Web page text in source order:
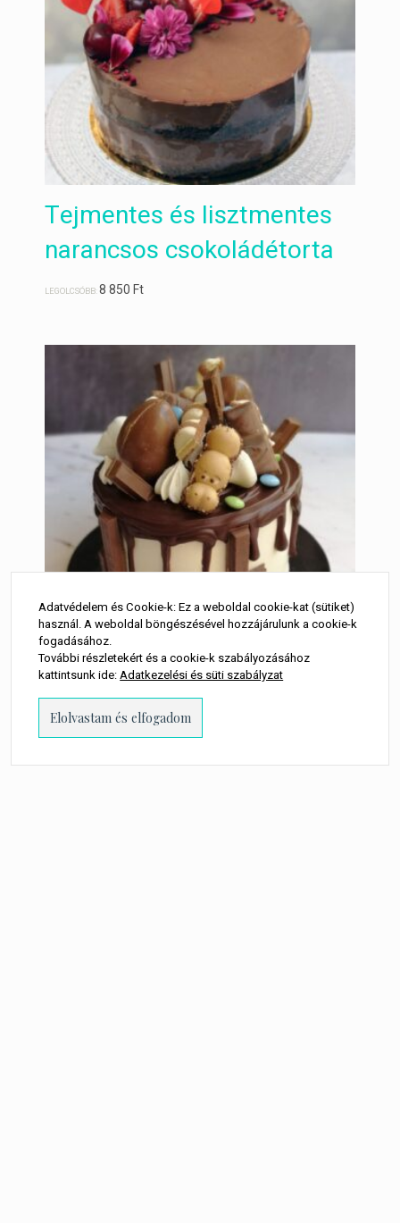
Tejmentes és lisztmentes
narancsos csokoládétorta
LEGOLCSÓBB:8 850Ft
Kindercsokis
édességtornyozásos torta
Adatvédelem és Cookie-k: Ez a weboldal cookie-kat (sütiket)
használ. A weboldal böngészésével hozzájárulunk a cookie-k
fogadásához.
További részletekért és a cookie-k szabályozásához
kattintsunk ide:Adatkezelési és süti szabályzat